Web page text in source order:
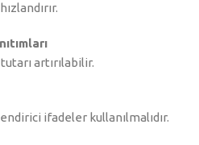
artırılabilir.
ifadeler kullanılmalıdır.